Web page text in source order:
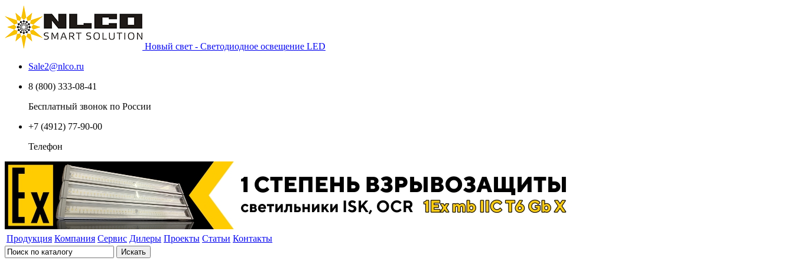
Новый свет - Светодиодное освещение LED
Sale2@nlco.ru
8 (800) 333-08-41
Бесплатный звонок по России
+7 (4912) 77-90-00
Телефон
Продукция Компания Сервис Дилеры Проекты Статьи Контакты